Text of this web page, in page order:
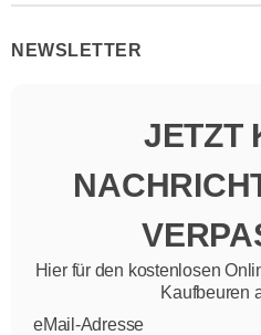
NEWSLETTER
JETZT
Hier für den kostenlosen
Kaufbeuren
eMail-Adresse